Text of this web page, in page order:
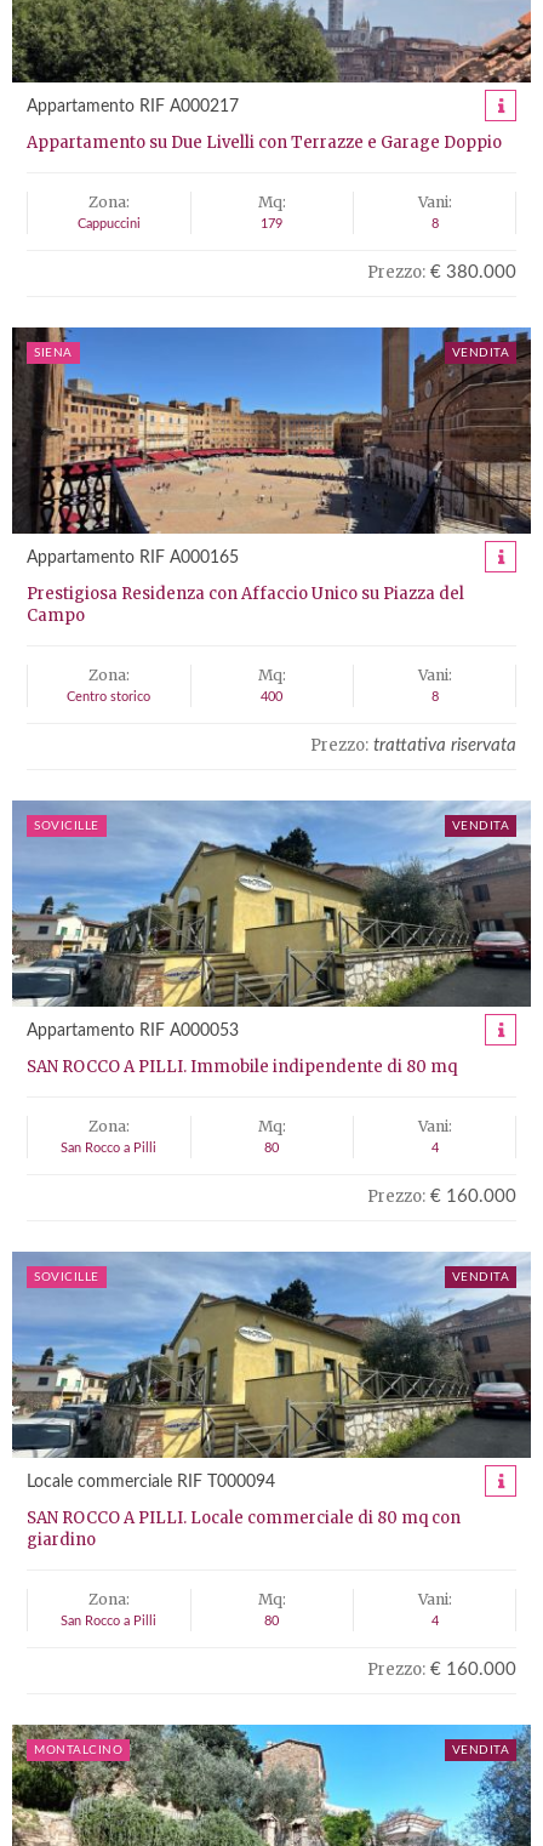
Appartamento RIF A000217
Appartamento su Due Livelli con Terrazze e Garage Doppio
Zona:
Cappuccini
Mq:
179
Vani:
8
Prezzo: € 380.000
SIENA VENDITA
Appartamento RIF A000165
Prestigiosa Residenza con Affaccio Unico su Piazza del
Campo
Zona:
Centro storico
Mq:
400
Vani:
8
Prezzo: trattativa riservata
SOVICILLE VENDITA
Appartamento RIF A000053
SAN ROCCO A PILLI. Immobile indipendente di 80 mq
Zona:
San Rocco a Pilli
Mq:
80
Vani:
4
Prezzo: € 160.000
SOVICILLE VENDITA
Locale commerciale RIF T000094
SAN ROCCO A PILLI. Locale commerciale di 80 mq con
giardino
Zona:
San Rocco a Pilli
Mq:
80
Vani:
4
Prezzo: € 160.000
MONTALCINO VENDITA